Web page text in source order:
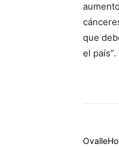
que
el país”.